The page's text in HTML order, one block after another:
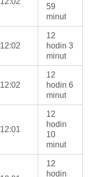
59
minut
12:02
12
hodin 3
minut
12:02
12
hodin 6
minut
12:01
12
hodin
10
minut
12
hodin